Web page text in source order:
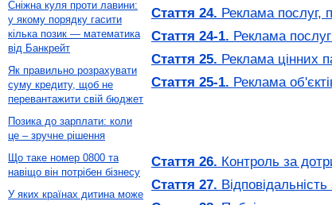
Стаття 24. Реклама послуг,
Стаття 24-1. Реклама
Стаття 25. Реклама цінних
Стаття 25-1. Реклама
Стаття 26. Контроль за
Стаття 27.
Сніжна куля проти лавини:
у якому порядку гасити
кілька позик — математика
від Банкрейт
Як правильно розрахувати
суму кредиту, щоб не
перевантажити свій бюджет
Позика до зарплати: коли
це – зручне рішення
Що таке номер 0800 та
навіщо він потрібен бізнесу
У яких країнах дитина може